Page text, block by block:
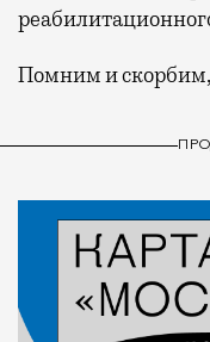
Помним и скорбим,